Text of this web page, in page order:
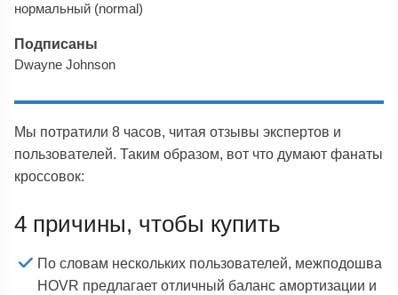
нормальный (normal)
Подписаны
Dwayne Johnson
Мы потратили 8 часов, читая отзывы экспертов и
пользователей. Таким образом, вот что думают фанаты
кроссовок:
4 причины, чтобы купить
По словам нескольких пользователей, межподошва
HOVR предлагает отличный баланс амортизации и